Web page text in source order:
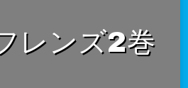
フレンズ2巻